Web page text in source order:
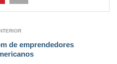
de emprendedores